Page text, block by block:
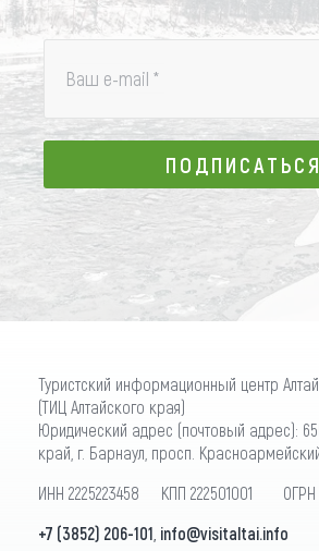
Ваш e-mail *
ПОДПИСАТЬСЯ
ПОДПИСАТЬСЯ
Туристский информационный центр
(ТИЦ Алтайского края)
Юридический адрес (почтовый адрес):
край, г. Барнаул, просп.
ИНН 2225223458 КПП 222501001 ОГРН
+7 (3852) 206-101 info@visitaltai.info